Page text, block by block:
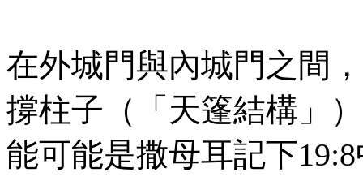
在外城門與內城門之間
撐柱子（「天篷結構」
能可能是撒母耳記下